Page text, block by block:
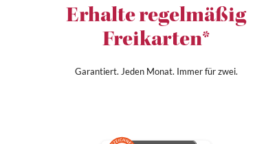
Erhalte regelmäßig
Freikarten*
Garantiert. Jeden Monat. Immer für zwei.